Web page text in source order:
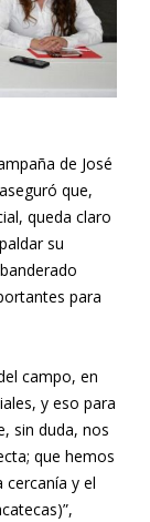
de José
que,
queda claro
su
para
campo, en
y eso para
sin duda, nos
que hemos
y el